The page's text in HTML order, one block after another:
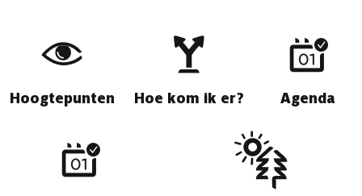
Hoogtepunten Hoe kom ik er? Agenda